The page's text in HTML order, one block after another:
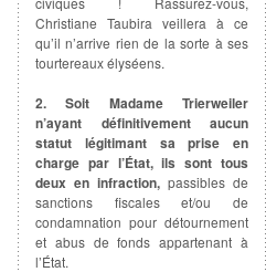
Christiane Taubira veillera à ce
qu’il n’arrive rien de la sorte à ses
tourtereaux élyséens.
2. Soit Madame Trierweiler
n’ayant définitivement aucun
statut légitimant sa prise en
charge par l’État, ils sont tous
deux en infraction, passibles de
sanctions fiscales et/ou de
condamnation pour détournement
et abus de fonds appartenant à
l’État.